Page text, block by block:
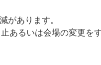
があります。
あるいは会場の変更を